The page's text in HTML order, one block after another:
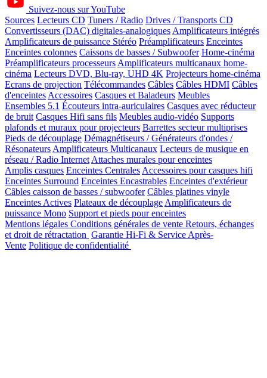
Suivez-nous sur YouTube
Sources Lecteurs CD Tuners / Radio Drives / Transports CD
Convertisseurs (DAC) digitales-analogiques Amplificateurs intégrés
Amplificateurs de puissance Stéréo Préamplificateurs Enceintes
Enceintes colonnes Caissons de basses / Subwoofer Home-cinéma
Préamplificateurs processeurs Amplificateurs multicanaux home-
cinéma Lecteurs DVD, Blu-ray, UHD 4K Projecteurs home-cinéma
Ecrans de projection Télécommandes Câbles Câbles HDMI Câbles
d'enceintes Accessoires Casques et Baladeurs Meubles
Ensembles 5.1 Écouteurs intra-auriculaires Casques avec réducteur
de bruit Casques Hifi sans fils Meubles audio-vidéo Supports
plafonds et muraux pour projecteurs Barrettes secteur multiprises
Pieds de découplage Démagnétiseurs / Générateurs d'ondes /
Résonateurs Amplificateurs Multicanaux Lecteurs de musique en
réseau / Radio Internet Attaches murales pour enceintes
Amplis casques Enceintes Centrales Accessoires pour casques hifi
Enceintes Surround Enceintes Encastrables Enceintes d'extérieur
Câbles caisson de basses / subwoofer Câbles platines vinyle
Enceintes Actives Plateaux de découplage Amplificateurs de
puissance Mono Support et pieds pour enceintes
Mentions légales Conditions générales de vente Retours, échanges
et droit de rétractation Garantie Hi-Fi & Service Après-
Vente Politique de confidentialité